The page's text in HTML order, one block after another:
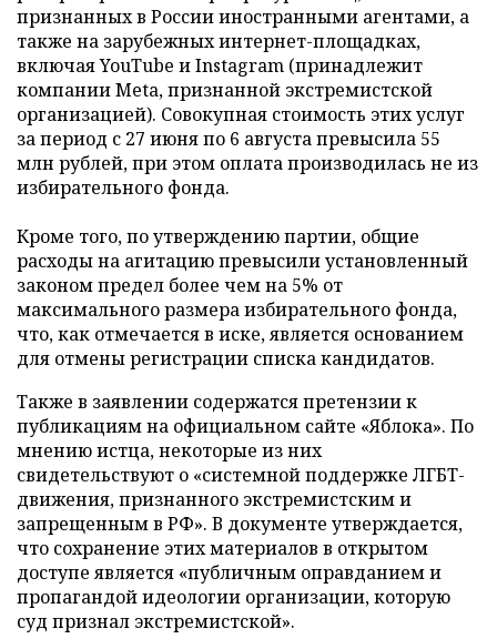
признанных в России иностранными агентами, а
также на зарубежных интернет-площадках,
включая YouTube и Instagram (принадлежит
компании Meta, признанной экстремистской
организацией). Совокупная стоимость этих услуг
за период с 27 июня по 6 августа превысила 55
млн рублей, при этом оплата производилась не из
избирательного фонда.
Кроме того, по утверждению партии, общие
расходы на агитацию превысили установленный
законом предел более чем на 5% от
максимального размера избирательного фонда,
что, как отмечается в иске, является основанием
для отмены регистрации списка кандидатов.
Также в заявлении содержатся претензии к
публикациям на официальном сайте «Яблока». По
мнению истца, некоторые из них
свидетельствуют о «системной поддержке ЛГБТ-
движения, признанного экстремистским и
запрещенным в РФ». В документе утверждается,
что сохранение этих материалов в открытом
доступе является «публичным оправданием и
пропагандой идеологии организации, которую
суд признал экстремистской».